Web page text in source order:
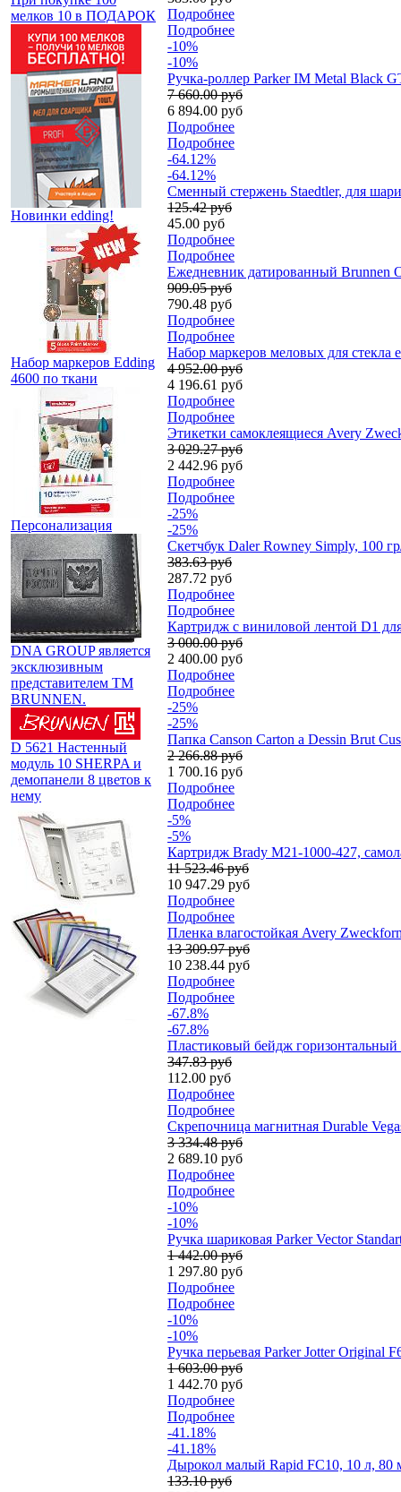
мелков 10 в ПОДАРОК
Новинки edding!
Набор маркеров Edding
4600 по ткани
Персонализация
DNA GROUP является
эксклюзивным
представителем TM
BRUNNEN.
D 5621 Настенный
модуль 10 SHERPA и
демопанели 8 цветов к
нему
Подробнее
Подробнее
-10%
-10%
Ручка-роллер Parker IM Metal Black
7 660.00 руб
6 894.00 руб
Подробнее
Подробнее
-64.12%
-64.12%
Сменный стержень Staedtler, для
125.42 руб
45.00 руб
Подробнее
Подробнее
Ежедневник датированный
909.05 руб
790.48 руб
Подробнее
Подробнее
Набор маркеров меловых для
4 952.00 руб
4 196.61 руб
Подробнее
Подробнее
Этикетки самоклеящиеся Avery
3 029.27 руб
2 442.96 руб
Подробнее
Подробнее
-25%
-25%
Скетчбук Daler Rowney Simply, 100
383.63 руб
287.72 руб
Подробнее
Подробнее
Картридж с виниловой лентой D1
3 000.00 руб
2 400.00 руб
Подробнее
Подробнее
-25%
-25%
Папка Canson Carton a Dessin Brut
2 266.88 руб
1 700.16 руб
Подробнее
Подробнее
-5%
-5%
Картридж Brady M21-1000-427,
11 523.46 руб
10 947.29 руб
Подробнее
Подробнее
Пленка влагостойкая Avery
13 309.97 руб
10 238.44 руб
Подробнее
Подробнее
-67.8%
-67.8%
Пластиковый бейдж
347.83 руб
112.00 руб
Подробнее
Подробнее
Скрепочница магнитная Durable
3 334.48 руб
2 689.10 руб
Подробнее
Подробнее
-10%
-10%
Ручка шариковая Parker Vector
1 442.00 руб
1 297.80 руб
Подробнее
Подробнее
-10%
-10%
Ручка перьевая Parker Jotter Original
1 603.00 руб
1 442.70 руб
Подробнее
Подробнее
-41.18%
-41.18%
Дырокол малый Rapid FC10, 10 л, 80
133.10 руб